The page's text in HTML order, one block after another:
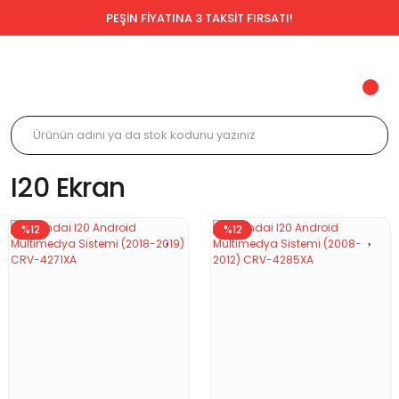
PEŞİN FİYATINA 3 TAKSİT FIRSATI!
I20 Ekran
%12 %12